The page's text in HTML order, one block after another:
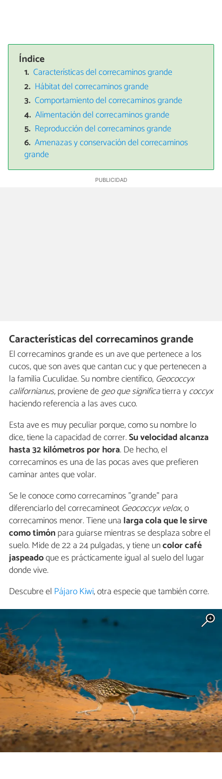
Índice
Características del correcaminos grande
Hábitat del correcaminos grande
Comportamiento del correcaminos grande
Alimentación del correcaminos grande
Reproducción del correcaminos grande
Amenazas y conservación del correcaminos
grande
Características del correcaminos grande
El correcaminos grande es un ave que pertenece a los
cucos, que son aves que cantan cuc y que pertenecen a
la familia Cuculidae. Su nombre científico, Geococcyx
californianus,proviene degeo que significatierraycoccyx
haciendo referencia a las aves cuco.
Esta ave es muy peculiar porque, como su nombre lo
dice, tiene la capacidad de correr.Su velocidad alcanza
hasta 32 kilómetros por hora. De hecho, el
correcaminos es una de las pocas aves que prefieren
caminar antes que volar.
Se le conoce como correcaminos "grande" para
diferenciarlo del correcamineot Geococcyx velox, o
correcaminos menor. Tiene una larga cola que le sirve
como timónpara guiarse mientras se desplaza sobre el
suelo. Mide de 22 a 24 pulgadas, y tiene uncolor café
jaspeadoque es prácticamente igual al suelo del lugar
donde vive.
Descubre el Pájaro Kiwi, otra especie que también corre.